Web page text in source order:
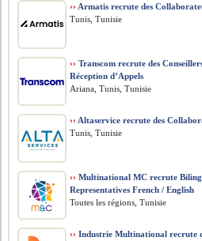
›› Armatis recrute des
Tunis, Tunisie
›› Transcom recrute des
Réception d’Appels
Ariana, Tunis, Tunisie
›› Altaservice recrute des
Tunis, Tunisie
›› Multinational MC recrute
Representatives French / English
Toutes les régions, Tunisie
›› Industrie Multinational recrute